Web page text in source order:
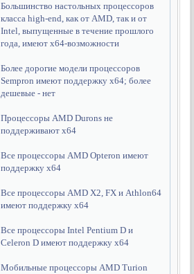
Большинство настольных процессоров
класса high-end, как от AMD, так и от
Intel, выпущенные в течение прошлого
года, имеют x64-возможности
Более дорогие модели процессоров
Sempron имеют поддержку x64; более
дешевые - нет
Процессоры AMD Durons не
поддерживают x64
Все процессоры AMD Opteron имеют
поддержку x64
Все процессоры AMD X2, FX и Athlon64
имеют поддержку x64
Все процессоры Intel Pentium D и
Celeron D имеют поддержку x64
Мобильные процессоры AMD Turion